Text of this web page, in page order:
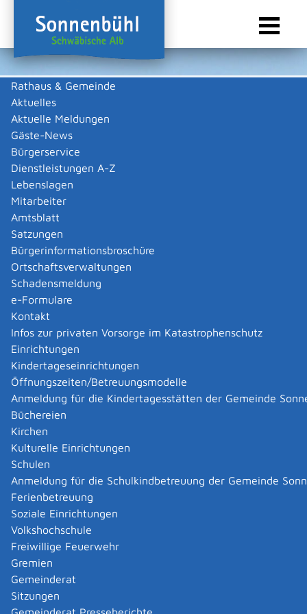
Rathaus & Gemeinde
Aktuelles
Aktuelle Meldungen
Gäste-News
Bürgerservice
Dienstleistungen A-Z
Lebenslagen
Mitarbeiter
Amtsblatt
Satzungen
Bürgerinformationsbroschüre
Ortschaftsverwaltungen
Schadensmeldung
e-Formulare
Kontakt
Infos zur privaten Vorsorge im Katastrophenschutz
Einrichtungen
Kindertageseinrichtungen
Öffnungszeiten/Betreuungsmodelle
Anmeldung für die Kindertagesstätten der Gemeinde
Büchereien
Kirchen
Kulturelle Einrichtungen
Schulen
Anmeldung für die Schulkindbetreuung der Gemeinde
Ferienbetreuung
Soziale Einrichtungen
Volkshochschule
Freiwillige Feuerwehr
Gremien
Gemeinderat
Sitzungen
Sie sind hier:
Gewerbeliste
Keine Daten vorhanden
Zurück zur Suche
Zurück zur Suche
||